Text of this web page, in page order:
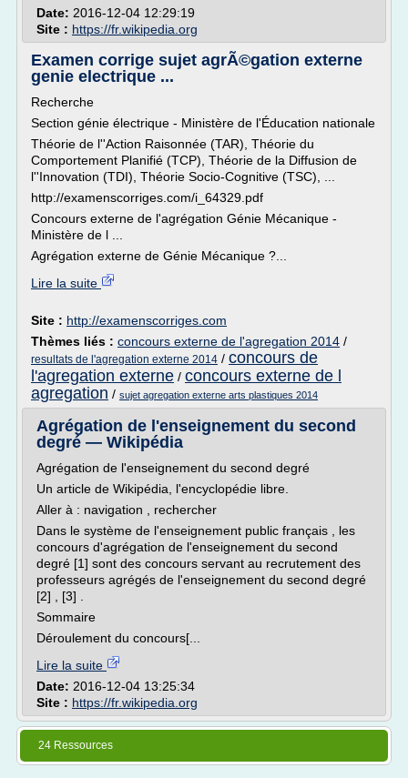
Date: 2016-12-04 12:29:19
Site : https://fr.wikipedia.org
Examen corrige sujet agrÃ©gation externe
genie electrique ...
Recherche
Section génie électrique - Ministère de l'Éducation nationale
Théorie de l''Action Raisonnée (TAR), Théorie du
Comportement Planifié (TCP), Théorie de la Diffusion de
l''Innovation (TDI), Théorie Socio-Cognitive (TSC), ...
http://examenscorriges.com/i_64329.pdf
Concours externe de l'agrégation Génie Mécanique -
Ministère de l ...
Agrégation externe de Génie Mécanique ?...
Lire la suite
Site : http://examenscorriges.com
Thèmes liés : concours externe de l'agregation 2014 /
resultats de l'agregation externe 2014 / concours de
l'agregation externe / concours externe de l
agregation / sujet agregation externe arts plastiques 2014
Agrégation de l'enseignement du second
degré — Wikipédia
Agrégation de l'enseignement du second degré
Un article de Wikipédia, l'encyclopédie libre.
Aller à : navigation , rechercher
Dans le système de l'enseignement public français , les
concours d'agrégation de l'enseignement du second
degré [1] sont des concours servant au recrutement des
professeurs agrégés de l'enseignement du second degré
[2] , [3] .
Sommaire
Déroulement du concours[...
Lire la suite
Date: 2016-12-04 13:25:34
Site : https://fr.wikipedia.org
24 Ressources